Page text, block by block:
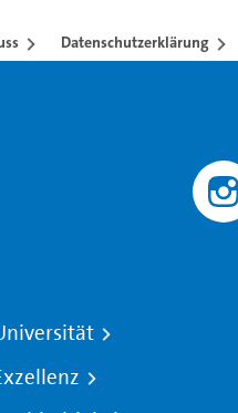
Datenschutzerklärung